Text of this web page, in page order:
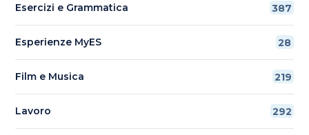
Esercizi e Grammatica 387
Esperienze MyES 28
Film e Musica 219
Lavoro 292